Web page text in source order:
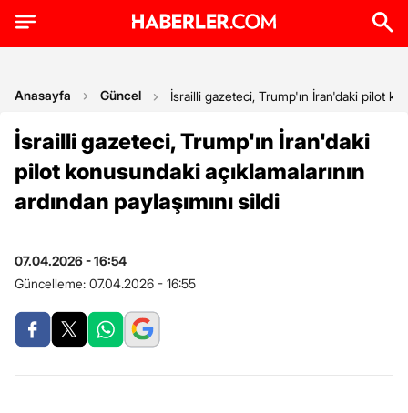
Anasayfa Güncel İsrailli gazeteci, Trump'ın İran'daki pilot
İsrailli gazeteci, Trump'ın İran'daki
pilot konusundaki açıklamalarının
ardından paylaşımını sildi
07.04.2026 - 16:54
Güncelleme: 07.04.2026 - 16:55